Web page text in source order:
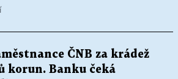
ČNB za krádež
korun. Banku čeká